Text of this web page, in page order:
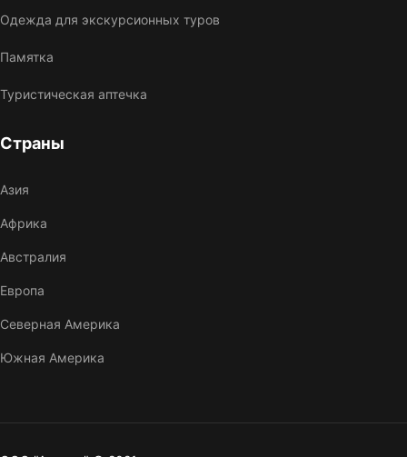
Одежда для экскурсионных туров
Памятка
Туристическая аптечка
Страны
Азия
Африка
Австралия
Европа
Северная Америка
Южная Америка